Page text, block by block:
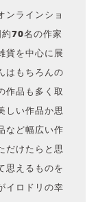
ンラインショ
70名の作家
貨を中心に展
はもちろんの
作品も多く取
しい作品か思
など幅広い作
だけたらと思
思えるものを
イロドリの幸